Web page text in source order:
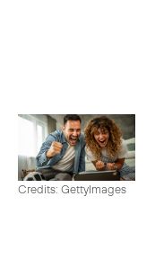
Credits: GettyImages